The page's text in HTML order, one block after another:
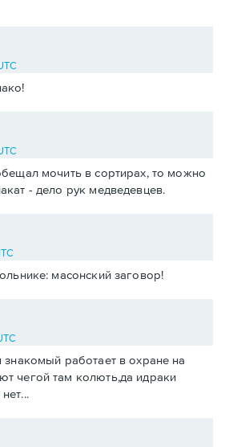
мочить в сортирах, то можно
- дело рук медведевцев.
масонский заговор!
знакомый работает в охране на
чегой там колють,да идраки